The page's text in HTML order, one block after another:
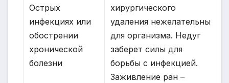
Острых
инфекциях или
обострении
хронической
болезни
хирургического
удаления нежелательны
для организма. Недуг
заберет силы для
борьбы с инфекцией.
Заживление ран –